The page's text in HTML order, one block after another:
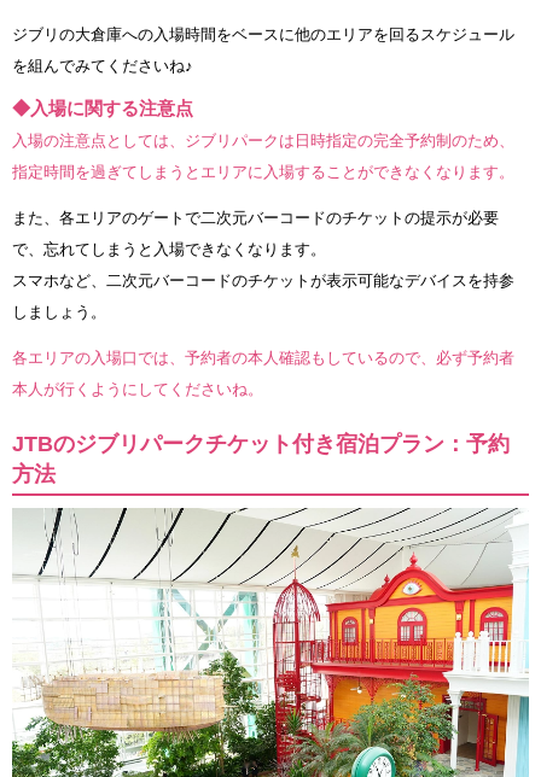
ジブリの大倉庫への入場時間をベースに他のエリアを回るスケジュール
を組んでみてくださいね♪
◆入場に関する注意点
入場の注意点としては、ジブリパークは日時指定の完全予約制のため、
指定時間を過ぎてしまうとエリアに入場することができなくなります。
また、各エリアのゲートで二次元バーコードのチケットの提示が必要
で、忘れてしまうと入場できなくなります。
スマホなど、二次元バーコードのチケットが表示可能なデバイスを持参
しましょう。
各エリアの入場口では、予約者の本人確認もしているので、必ず予約者
本人が行くようにしてくださいね。
JTBのジブリパークチケット付き宿泊プラン：予約
方法